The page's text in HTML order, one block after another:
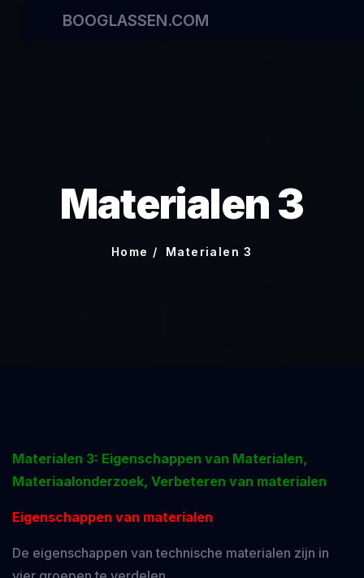
BOOGLASSEN.COM
Materialen 3
Home Materialen 3
Materialen 3: Eigenschappen van Materialen,
Materiaalonderzoek, Verbeteren van materialen
Eigenschappen van materialen
De eigenschappen van technische materialen zijn in